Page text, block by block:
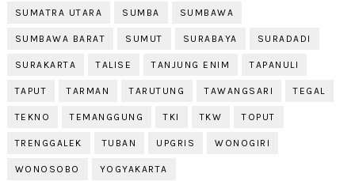
SUMATRA UTARA SUMBA SUMBAWA
SUMBAWA BARAT SUMUT SURABAYA SURADADI
SURAKARTA TALISE TANJUNG ENIM TAPANULI
TAPUT TARMAN TARUTUNG TAWANGSARI TEGAL
TEKNO TEMANGGUNG TKI TKW TOPUT
TRENGGALEK TUBAN UPGRIS WONOGIRI
WONOSOBO YOGYAKARTA